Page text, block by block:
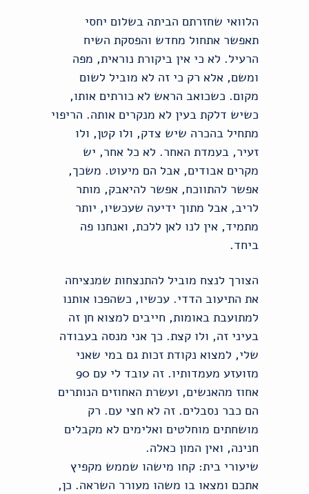
הלוואי שחזרתם הביתה בשלום יחסי
תאפשר אתחול מחדש והפסקת השיח
הרעיל. לא כי אין ביקורת נוראית, מפה
ומשם, אלא רק כי זה לא מוביל לשום
מקום. כשכואב הראש לא כורתים אותו,
כשיש דלקת בעין לא מנקרים אותה. הריפוי
מתחיל בהכרה שיש צדק, ולו קטן, ולו
זעיר, בעמדת האחר. לא כל אחר, יש
מקרים אבודים, אבל הם מיעוט. משכך,
אפשר להתווכח, אפשר להיאבק, מותר
לריב, אבל מתוך ידיעה שעכשיו, יותר
מתמיד, אין לנו לאן ללכת, ואנחנו פה
ביחד.
הצורך לנצח מוביל להתנצחות שמנציחה
את התיעוב הדדי. עכשיו, כשהפכו אותנו
למתועבת באומות, חייבים למצוא חן זה
בעיני זה, ולו קצת. כך אני מנסה בעבודה
שלי, למצוא נקודת זכות גם במי שאני
מזועזע מעמדותיו. זה עובד לי עם 90
אחוז מהאנשים, ועשרת האחוזים הנותרים
הם כבר נסבלים. זה לא חצי עם. רק
מושחתים מוחלטים ואלימים לא מקבלים
חנינה, ואין המון כאלה.
שיעורי בית: קחו מישהו שממש מקפיץ
אתכם ומצאו בו משהו מעורר השראה. כן,